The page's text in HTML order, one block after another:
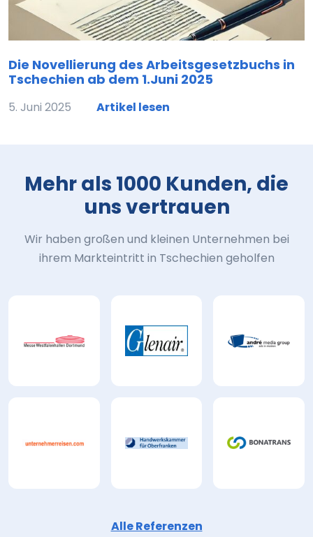
Die Novellierung des Arbeitsgesetzbuchs in
Tschechien ab dem 1.Juni 2025
5. Juni 2025 Artikel lesen
Mehr als 1000 Kunden, die
uns vertrauen
Wir haben großen und kleinen Unternehmen bei
ihrem Markteintritt in Tschechien geholfen
Alle Referenzen